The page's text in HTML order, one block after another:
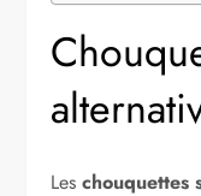
Leschouquettes